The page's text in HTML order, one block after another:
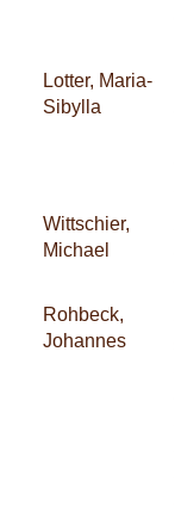
Lotter, Maria-
Sibylla
Wittschier,
Michael
Rohbeck,
Johannes